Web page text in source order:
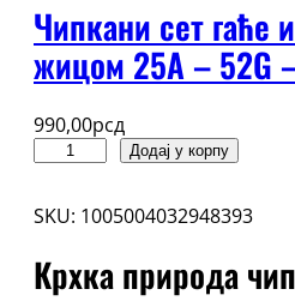
Чипкани сет гаће
жицом 25А – 52G
990,00рсд
Чипкани
гаће
и
грудњак
са
Додај у корпу
SKU: 1005004032948393
Крхка природа